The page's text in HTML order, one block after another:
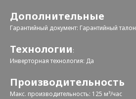
Дополнительные
Гарантийный документ: Гарантийный талон
Технологии:
Инверторная технология: Да
Производительность
Макс. производительность: 125 м³/час